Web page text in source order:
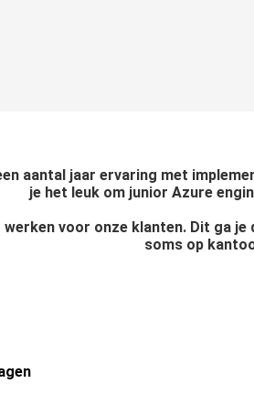
aantal jaar ervaring met
je het leuk om junior Azure
werken voor onze klanten. Dit ga
soms op